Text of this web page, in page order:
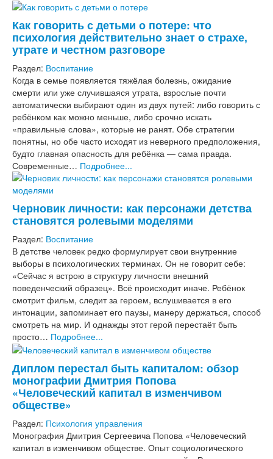
Как говорить с детьми о потере: что
психология действительно знает о страхе,
утрате и честном разговоре
Раздел: Воспитание
Когда в семье появляется тяжёлая болезнь, ожидание
смерти или уже случившаяся утрата, взрослые почти
автоматически выбирают один из двух путей: либо говорить с
ребёнком как можно меньше, либо срочно искать
«правильные слова», которые не ранят. Обе стратегии
понятны, но обе часто исходят из неверного предположения,
будто главная опасность для ребёнка — сама правда.
Современные… Подробнее...
Черновик личности: как персонажи детства
становятся ролевыми моделями
Раздел: Воспитание
В детстве человек редко формулирует свои внутренние
выборы в психологических терминах. Он не говорит себе:
«Сейчас я встрою в структуру личности внешний
поведенческий образец». Всё происходит иначе. Ребёнок
смотрит фильм, следит за героем, вслушивается в его
интонации, запоминает его паузы, манеру держаться, способ
смотреть на мир. И однажды этот герой перестаёт быть
просто… Подробнее...
Диплом перестал быть капиталом: обзор
монографии Дмитрия Попова
«Человеческий капитал в изменчивом
обществе»
Раздел: Психология управления
Монография Дмитрия Сергеевича Попова «Человеческий
капитал в изменчивом обществе. Опыт социологического